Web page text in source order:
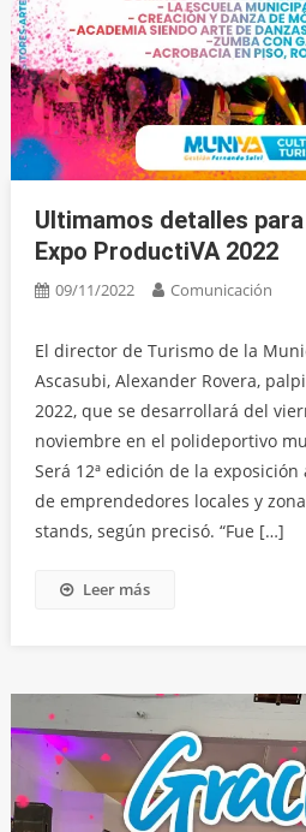
Ultimamos detalles
Expo ProductiVA 2022
09/11/2022 Comunicación
El director de Turismo de la
Ascasubi, Alexander Rovera,
2022, que se desarrollará del
noviembre en el polideportivo
Será 12ª edición de la
de emprendedores locales y
stands, según precisó. “Fue […]
Leer más